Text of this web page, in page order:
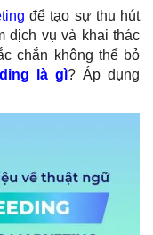
để tạo sự thu hút
dịch vụ và khai thác
chắn không thể bỏ
là gì? Áp dụng